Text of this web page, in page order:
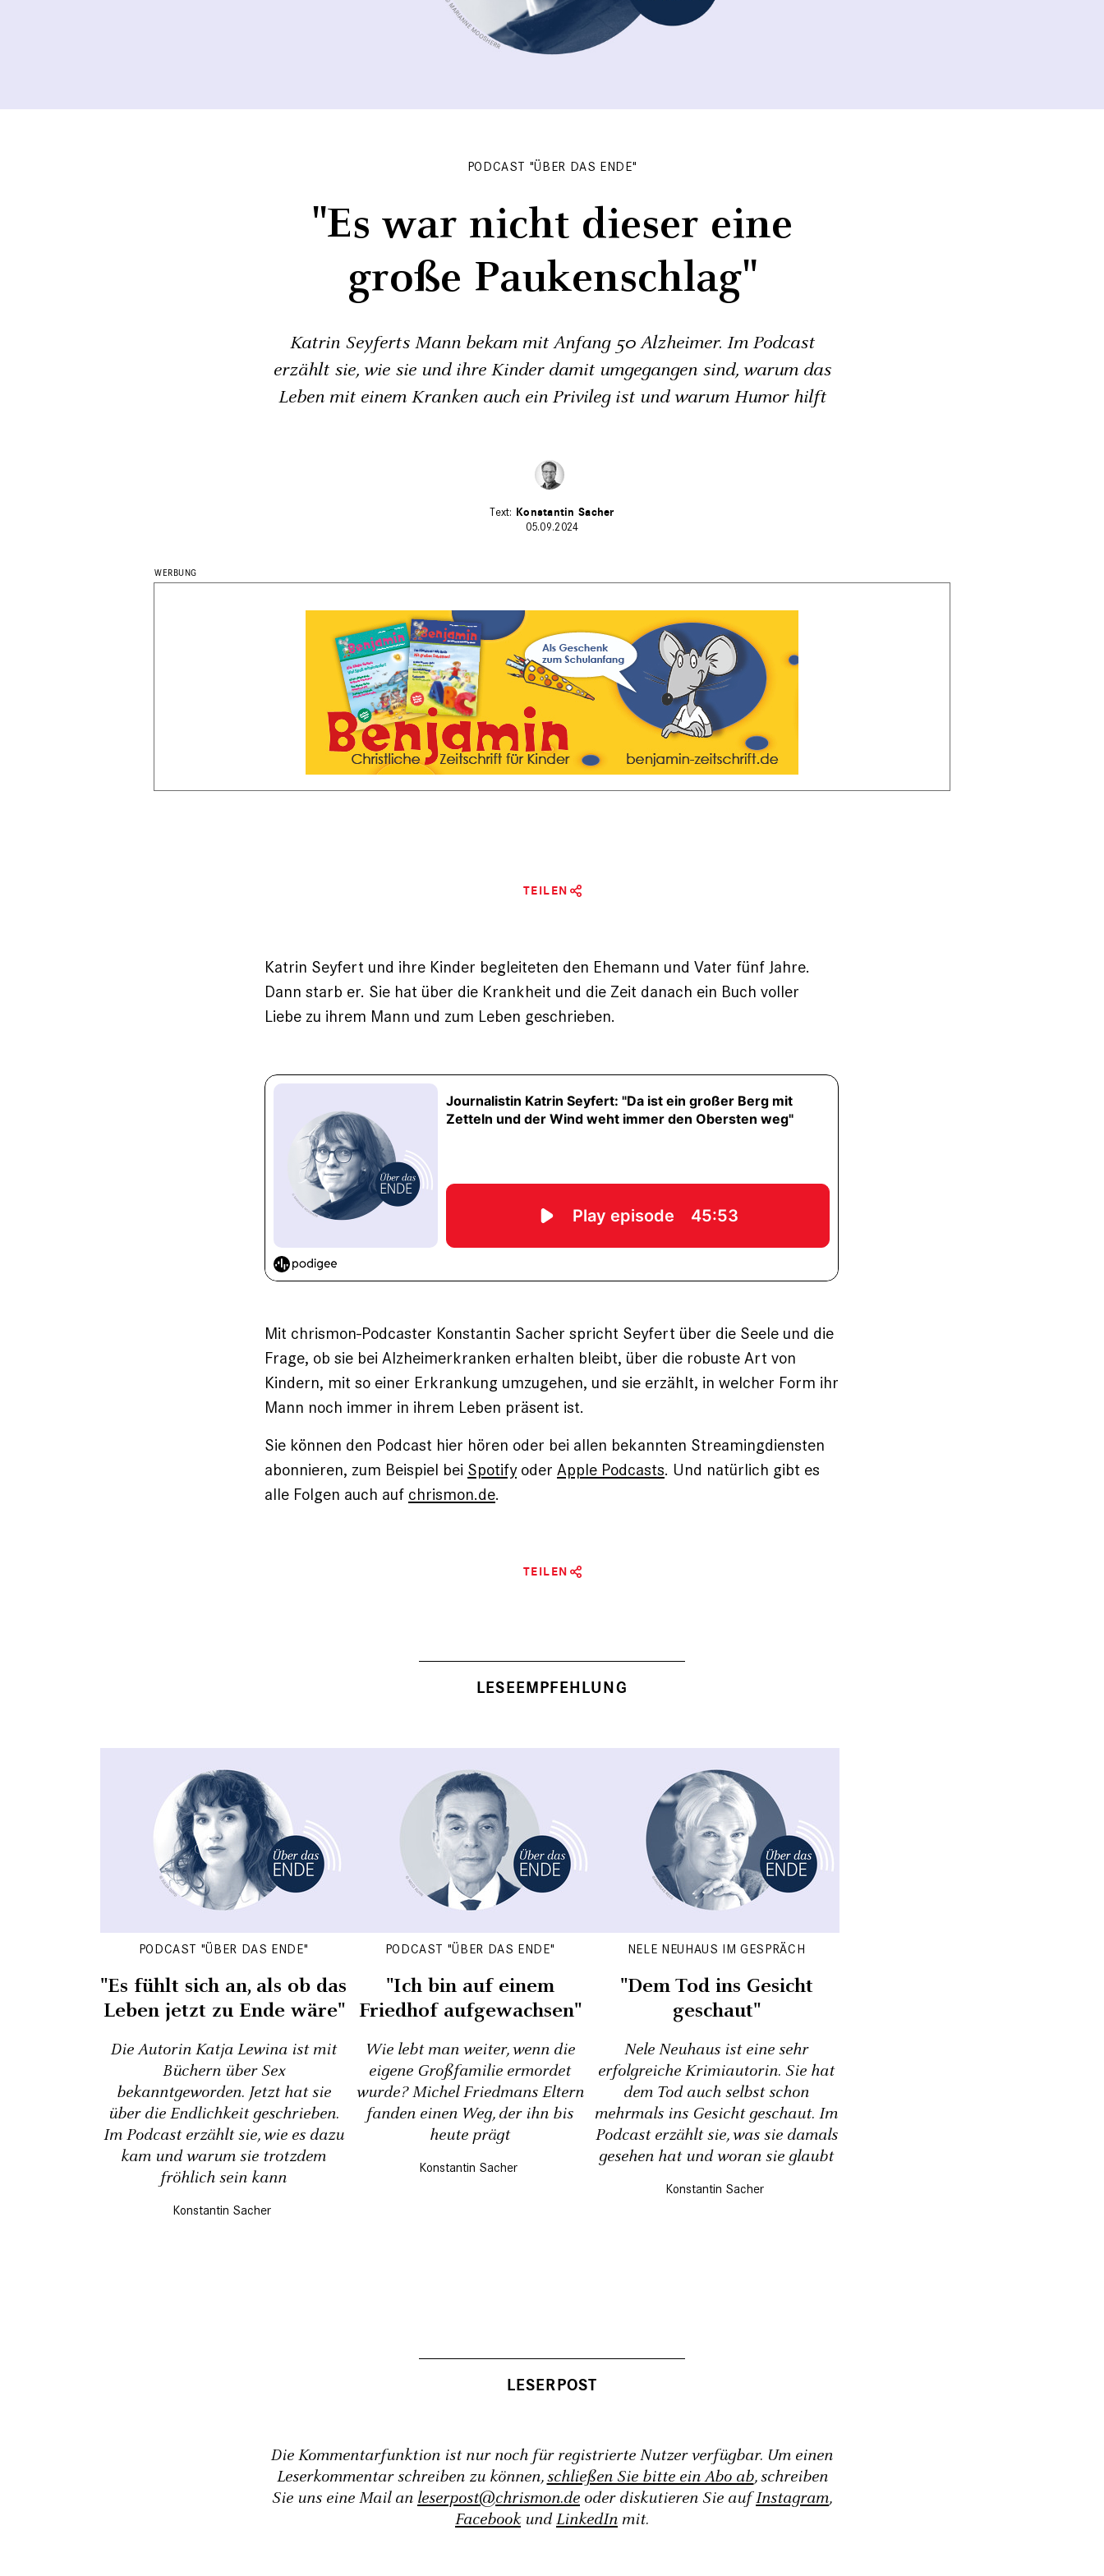
PODCAST "ÜBER DAS ENDE"
"Es war nicht dieser eine
große Paukenschlag"
Katrin Seyferts Mann bekam mit Anfang 50 Alzheimer. Im Podcast
erzählt sie, wie sie und ihre Kinder damit umgegangen sind, warum das
Leben mit einem Kranken auch ein Privileg ist und warum Humor hilft
Konstantin Sacher
05.09.2024
TEILEN
Katrin Seyfert und ihre Kinder begleiteten den Ehemann und Vater fünf Jahre.
Dann starb er. Sie hat über die Krankheit und die Zeit danach ein Buch voller
Liebe zu ihrem Mann und zum Leben geschrieben.
Mit chrismon-Podcaster Konstantin Sacher spricht Seyfert über die Seele und die
Frage, ob sie bei Alzheimerkranken erhalten bleibt, über die robuste Art von
Kindern, mit so einer Erkrankung umzugehen, und sie erzählt, in welcher Form ihr
Mann noch immer in ihrem Leben präsent ist.
Sie können den Podcast hier hören oder bei allen bekannten Streamingdiensten
abonnieren, zum Beispiel bei Spotifyoder Apple Podcasts. Und natürlich gibt es
alle Folgen auch auf chrismon.de.
TEILEN
LESEEMPFEHLUNG
PODCAST "ÜBER DAS ENDE"
"Es fühlt sich an, als ob das
Leben jetzt zu Ende wäre"
Die Autorin Katja Lewina ist mit
Büchern über Sex
bekanntgeworden. Jetzt hat sie
über die Endlichkeit geschrieben.
Im Podcast erzählt sie, wie es dazu
kam und warum sie trotzdem
fröhlich sein kann
Konstantin Sacher
PODCAST "ÜBER DAS ENDE"
"Ich bin auf einem
Friedhof aufgewachsen"
Wie lebt man weiter, wenn die
eigene Großfamilie ermordet
wurde? Michel Friedmans Eltern
fanden einen Weg, der ihn bis
heute prägt
Konstantin Sacher
NELE NEUHAUS IM GESPRÄCH
"Dem Tod ins Gesicht
geschaut"
Nele Neuhaus ist eine sehr
erfolgreiche Krimiautorin. Sie hat
dem Tod auch selbst schon
mehrmals ins Gesicht geschaut. Im
Podcast erzählt sie, was sie damals
gesehen hat und woran sie glaubt
Konstantin Sacher
Die Kommentarfunktion ist nur noch für registrierte Nutzer verfügbar. Um einen
Leserkommentar schreiben zu können,schließen Sie bitte ein Abo ab, schreiben
Sie uns eine Mail an leserpost@chrismon.de oder diskutieren Sie aufInstagram,
FacebookundLinkedIn mit.